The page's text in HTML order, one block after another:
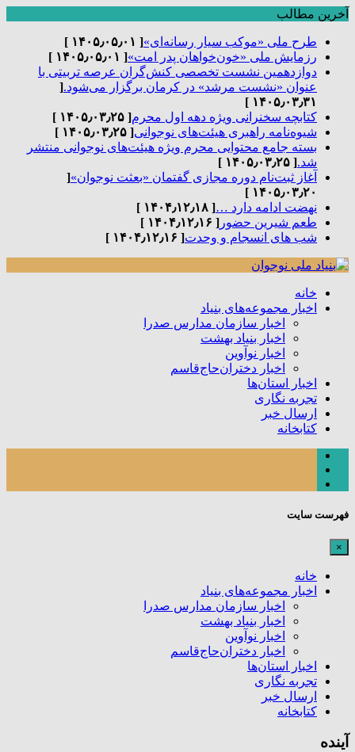
آخرین مطالب
طرح ملی «موکب سیار رسانه‌ای»[ ۱۴۰۵٫۰۵٫۰۱ ]
رزمایش ملی «خون‌خواهان پدر امت»[ ۱۴۰۵٫۰۵٫۰۱ ]
دوازدهمین نشست تخصصی کنش‌گران عرصه تربیتی با
عنوان «نشست مرشد» در کرمان برگزار می‌شود.[
۱۴۰۵٫۰۳٫۳۱ ]
کتابچه سخنرانی ویژه دهه اول محرم[ ۱۴۰۵٫۰۳٫۲۵ ]
شیوه‌نامه راهبری هیئت‌های نوجوانی[ ۱۴۰۵٫۰۳٫۲۵ ]
بسته جامع محتوایی محرم ویژه هیئت‌های نوجوانی منتشر
شد.[ ۱۴۰۵٫۰۳٫۲۵ ]
آغاز ثبت‌نام دوره مجازی گفتمان «بعثت نوجوان»[
۱۴۰۵٫۰۳٫۲۰ ]
نهضت ادامه دارد …[ ۱۴۰۴٫۱۲٫۱۸ ]
طعم شیرین حضور [ ۱۴۰۴٫۱۲٫۱۶ ]
شب های انسجام و وحدت[ ۱۴۰۴٫۱۲٫۱۶ ]
خانه
اخبار مجموعه‌های بنیاد
اخبار سازمان مدارس صدرا
اخبار بنیاد بهشت
اخبار نوآوین
اخبار دختران‌حاج‌قاسم
اخبار استان‌ها
تجربه نگاری
ارسال خبر
کتابخانه
فهرست سایت
×
خانه
اخبار مجموعه‌های بنیاد
اخبار سازمان مدارس صدرا
اخبار بنیاد بهشت
اخبار نوآوین
اخبار دختران‌حاج‌قاسم
اخبار استان‌ها
تجربه نگاری
ارسال خبر
کتابخانه
آینده